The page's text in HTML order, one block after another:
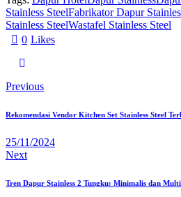
Stainless SteelFabrikator Dapur
Stainless SteelWastafel Stainless Steel
0 Likes
Previous
Rekomendasi Vendor Kitchen Set Stainless Steel
25/11/2024
Next
Tren Dapur Stainless 2 Tungku: Minimalis dan